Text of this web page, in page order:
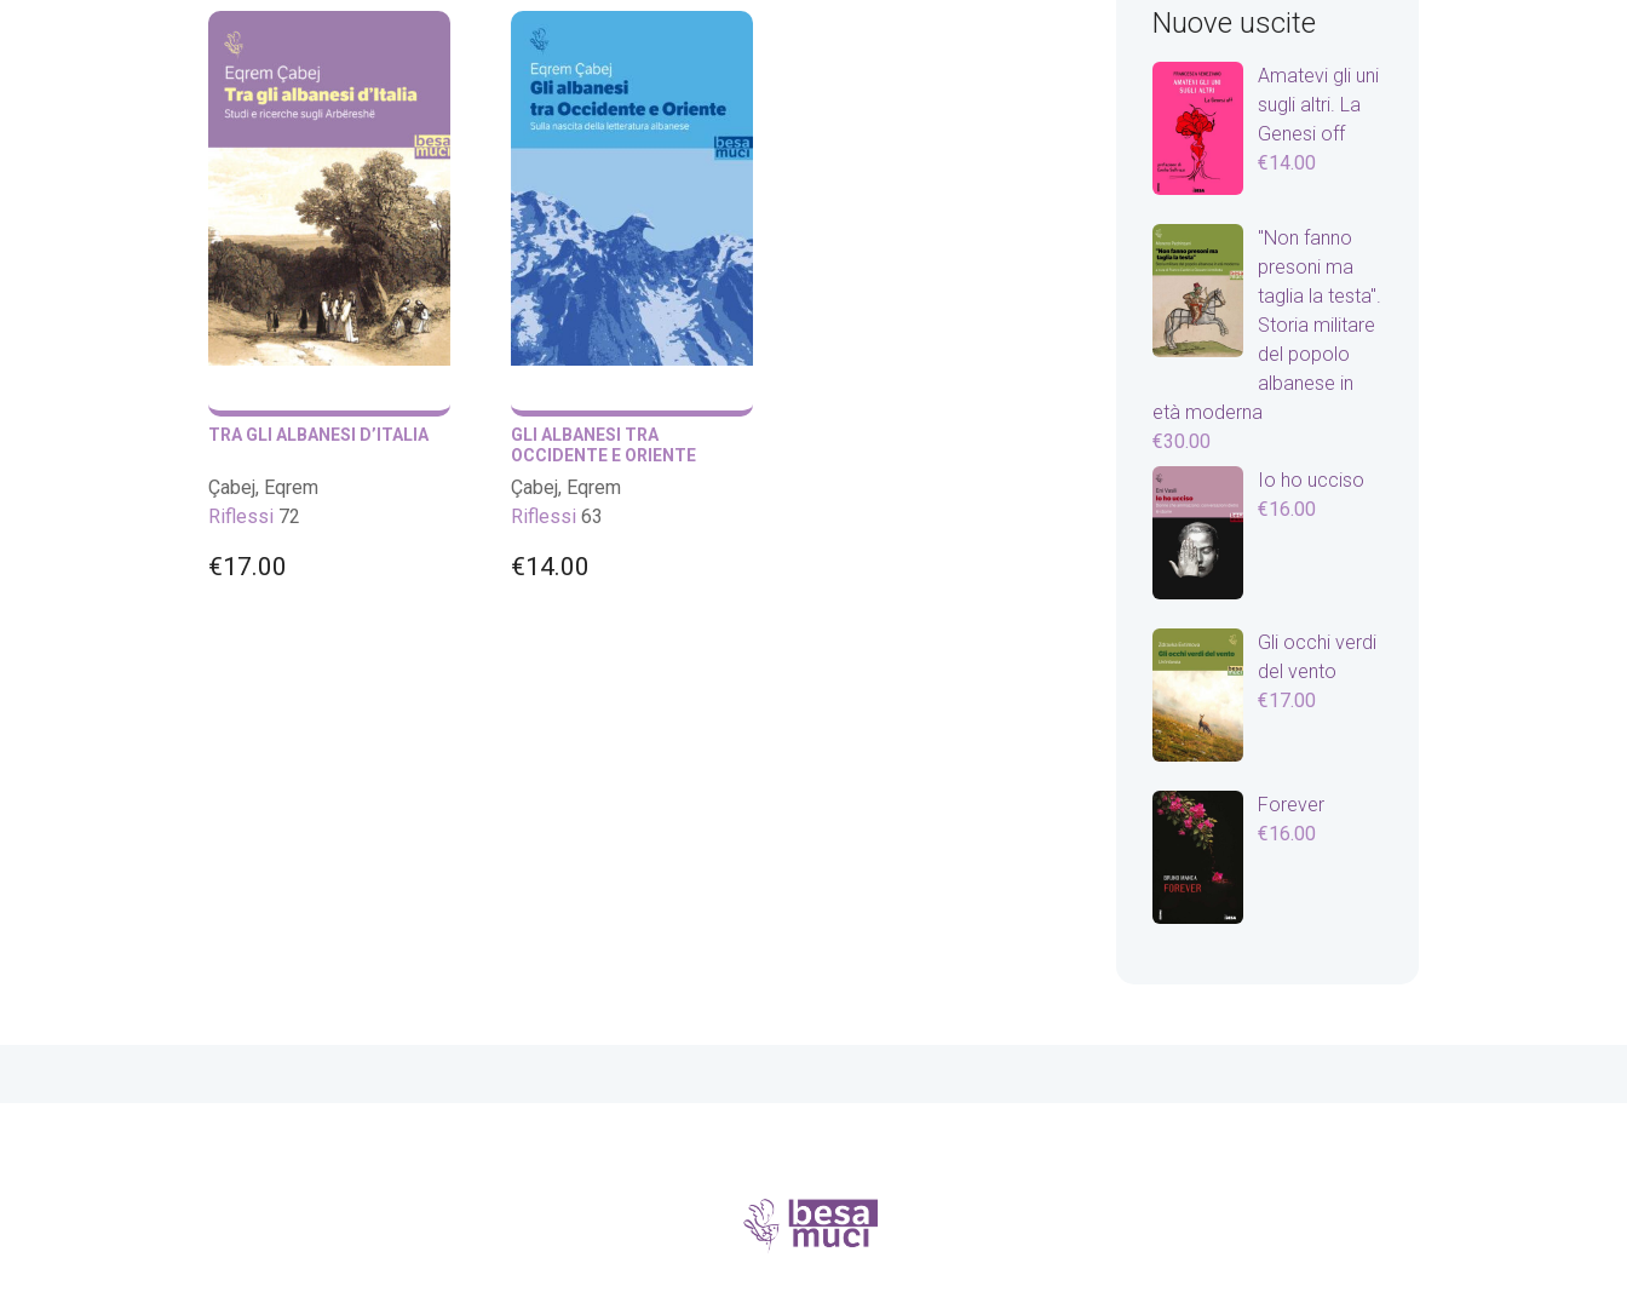
TRA GLI ALBANESI D’ITALIA
Çabej, Eqrem
Riflessi 72
€17.00
GLI ALBANESI TRA
OCCIDENTE E ORIENTE
Çabej, Eqrem
Riflessi 63
€14.00
Nuove uscite
Amatevi gli uni
sugli altri. La
Genesi off
€14.00
"Non fanno
presoni ma
taglia la testa".
Storia militare
del popolo
albanese in
età moderna
€30.00
Io ho ucciso
€16.00
Gli occhi verdi
del vento
€17.00
Forever
€16.00